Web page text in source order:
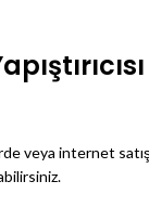
veya internet